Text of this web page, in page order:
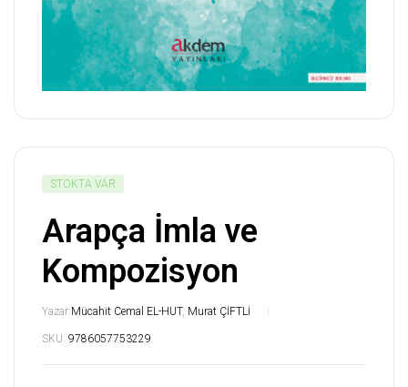
STOKTA VAR
Arapça İmla ve
Kompozisyon
Yazar:Mücahit Cemal EL-HUT, Murat ÇİFTLİ
SKU: 9786057753229